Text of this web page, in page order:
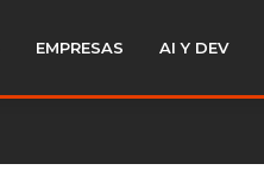
EMPRESAS AI Y DEV